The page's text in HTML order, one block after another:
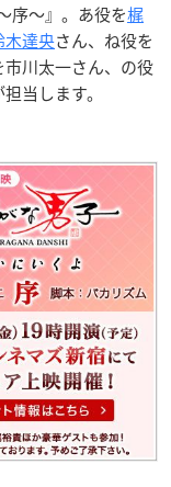
序～』。あ役を梶
木達央さん、ね役を
川太一さん、の役
当します。